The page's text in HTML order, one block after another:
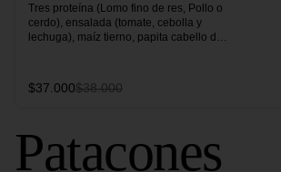
Tres proteína (Lomo fino de res, Pollo o
cerdo), ensalada (tomate, cebolla y
lechuga), maíz tierno, papita cabello de
$37.000$38.000
Patacones